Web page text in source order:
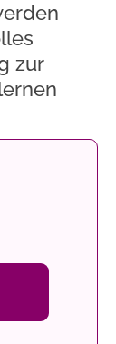
zur